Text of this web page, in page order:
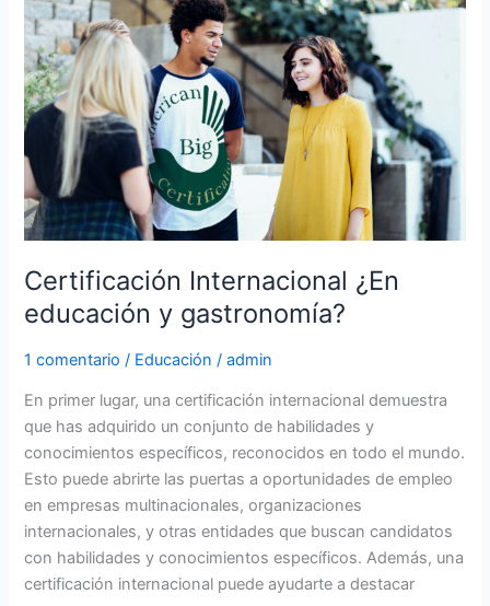
Certificación Internacional ¿En
educación y gastronomía?
1 comentario / Educación /admin
En primer lugar, una certificación internacional demuestra
que has adquirido un conjunto de habilidades y
conocimientos específicos, reconocidos en todo el mundo.
Esto puede abrirte las puertas a oportunidades de empleo
en empresas multinacionales, organizaciones
internacionales, y otras entidades que buscan candidatos
con habilidades y conocimientos específicos. Además, una
certificación internacional puede ayudarte a destacar
¿En
educación
y
gastronomía?